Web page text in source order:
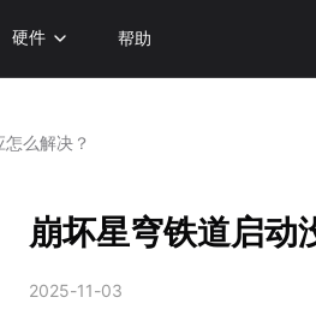
硬件 帮助
么解决？
崩坏星穹铁道启动
2025-11-03